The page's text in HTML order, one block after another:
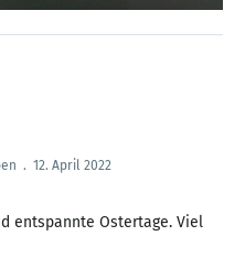
. 12. April 2022
entspannte Ostertage. Viel